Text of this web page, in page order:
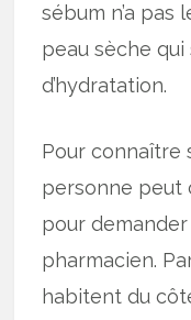
sébum n’a pas
peau sèche qui
d’hydratation.
Pour connaître
personne peut
pour
pharmacien.
habitent du